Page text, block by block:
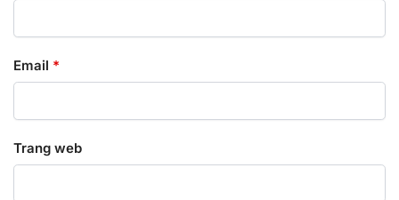
Email *
Trang web